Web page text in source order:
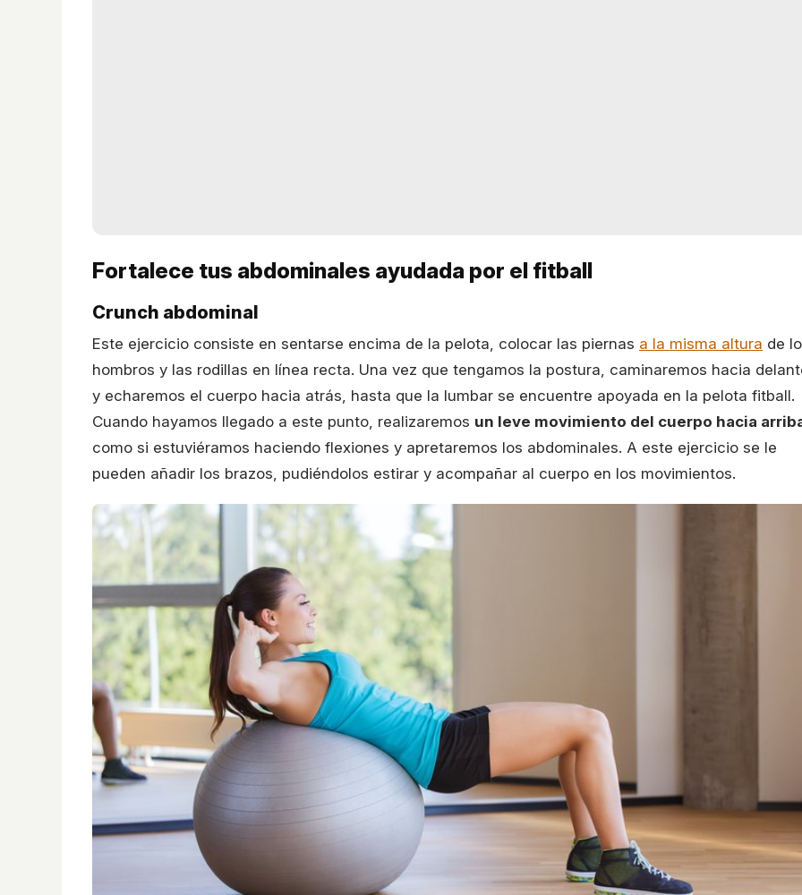
Fortalece tus abdominales ayudada por el fitball
Crunch abdominal
Este ejercicio consiste en sentarse encima de la pelota, colocar las piernas a la misma altura de
hombros y las rodillas en línea recta. Una vez que tengamos la postura, caminaremos hacia
y echaremos el cuerpo hacia atrás, hasta que la lumbar se encuentre apoyada en la pelota fitball.
Cuando hayamos llegado a este punto, realizaremos un leve movimiento del cuerpo hacia
como si estuviéramos haciendo flexiones y apretaremos los abdominales. A este ejercicio se le
pueden añadir los brazos, pudiéndolos estirar y acompañar al cuerpo en los movimientos.